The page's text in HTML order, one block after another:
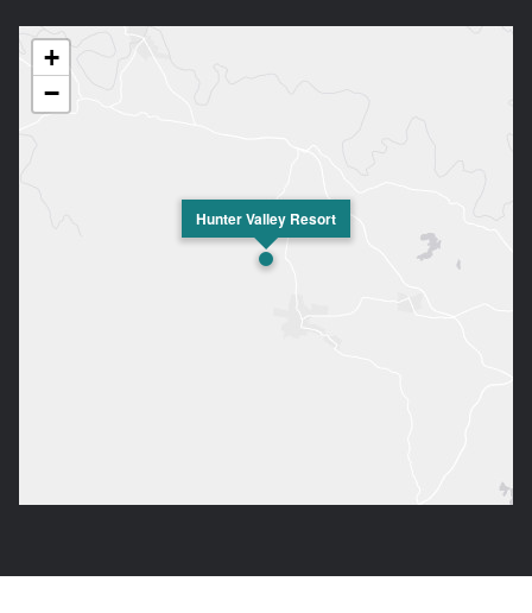
Hunter Valley Resort
+
−